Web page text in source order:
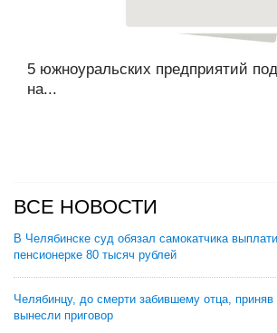
5 южноуральских предприятий
на...
ВСЕ НОВОСТИ
В Челябинске суд обязал самокатчика
пенсионерке 80 тысяч рублей
Челябинцу, до смерти забившему отца, приняв
вынесли приговор